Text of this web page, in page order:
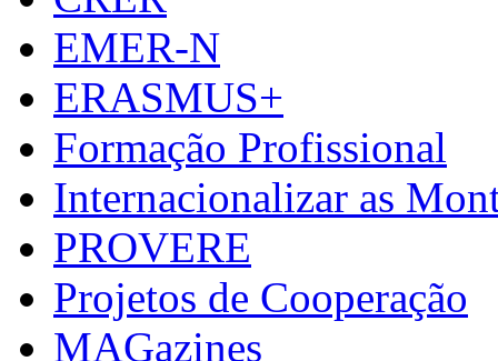
EMER-N
ERASMUS+
Formação Profissional
Internacionalizar as
PROVERE
Projetos de Cooperação
MAGazines